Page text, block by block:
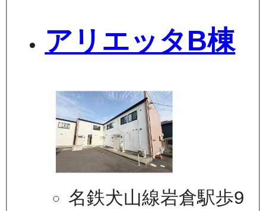
アリエッタB棟
名鉄犬山線岩倉駅歩9